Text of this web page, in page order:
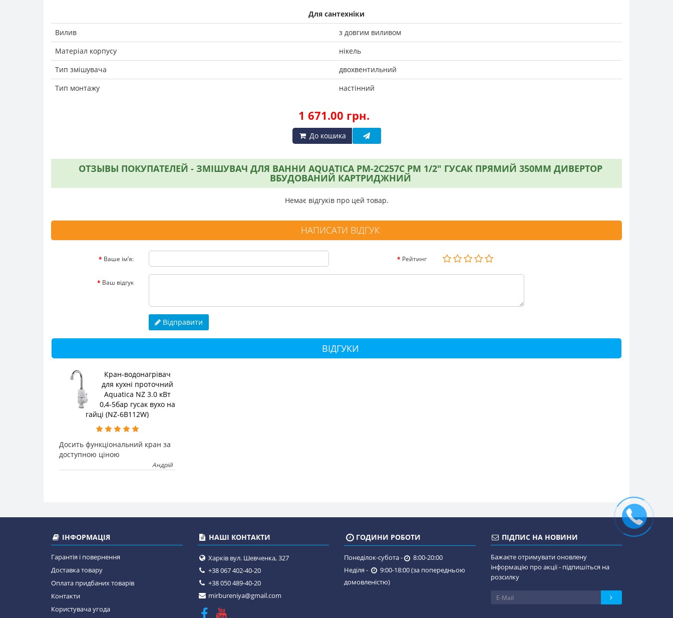
Для сантехніки
Вилив
з довгим виливом
Матеріал корпусу
нікель
Тип змішувача
двохвентильний
Тип монтажу
настінний
1 671.00 грн.
До кошика
ОТЗЫВЫ ПОКУПАТЕЛЕЙ - ЗМІШУВАЧ ДЛЯ ВАННИ AQUATICA PM-2C257C PM 1/2" ГУСАК ПРЯМИЙ 350ММ ДИВЕРТОР
ВБУДОВАНИЙ КАРТРИДЖНИЙ
Немає відгуків про цей товар.
НАПИСАТИ ВІДГУК
Ваше ім’я: Рейтинг
Ваш відгук
Відправити
ВІДГУКИ
Кран-водонагрівач
для кухні проточний
Aquatica NZ 3.0 кВт
0,4-5бар гусак вухо на
гайці (NZ-6B112W)
Досить функціональний кран за
доступною ціною
Андрій
ІНФОРМАЦІЯ
Гарантія і повернення
Доставка товару
Оплата придбаних товарів
Контакти
Користувача угода
НАШІ КОНТАКТИ
Харків вул. Шевченка, 327
+38 067 402-40-20
+38 050 489-40-20
mirbureniya@gmail.com
ГОДИНИ РОБОТИ
Понеділок-субота -
8:00-20:00
Неділя -
9:00-18:00 (за попередньою
домовленістю)
ПІДПИС НА НОВИНИ
Бажаєте отримувати оновлену
інформацію про акції - підпишіться на
розсилку